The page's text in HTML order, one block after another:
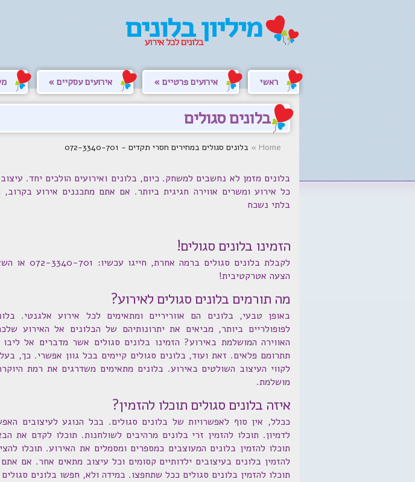
ראשי אירועים פרטיים אירועים עסקיים
בלונים סגולים
Home
» בלונים סגולים במחירים חסרי תקדים - 072-3340-701
בלונים מזמן לא נחשבים למשחק. כיום, בלונים ואירועים הולכים יחד.
כל אירוע ומשרים אווירה חגיגית ביותר. אם אתם מתכננים אירוע
בלתי נשכח
הזמינו בלונים סגולים!
לקבלת בלונים
הצעה אטרקטיבית!
מה תורמים בלונים סגולים לאירוע?
באופן טבעי, בלונים הם אווריריים ומתאימים לכל אירוע אלגנטי.
לפופולריים ביותר, מביאים את יתרונותיהם של הבלונים אל האירוע
האווירה המושלמת באירוע? הזמינו בלונים סגולים אשר מדברים אל
תתרומם פלאים. זאת ועוד, בלונים סגולים קיימים בכל גוון אפשרי. כך,
לקווי העיצוב השולטים באירוע. בלונים מתאימים משדרגים את רמת
מושלמת.
איזה בלונים סגולים תוכלו להזמין?
ככלל, אין סוף לאפשרויות של בלונים סגולים. בכל הנוגע לעיצובים
לדמיון. תוכלו להזמין זרי בלונים מרהיבים לשולחנות. תוכלו לקדם את
תוכלו להזמין בלונים המעוצבים כמספרים ומסמלים את האירוע. תוכלו
להזמין בלונים בעיצובים ילדותיים קסומים וכל עיצוב מתאים אחר. אם
תוכלו להזמין בלונים סגולים ככל שתחפצו. במידה ולא, חפשו בלונים